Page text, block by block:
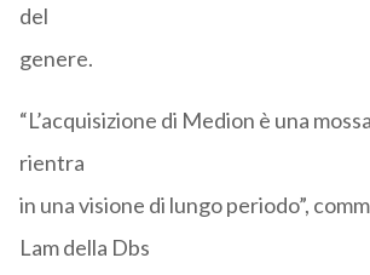
del
genere.
“L’acquisizione di Medion è una
rientra
in una visione di lungo periodo”,
Lam della Dbs